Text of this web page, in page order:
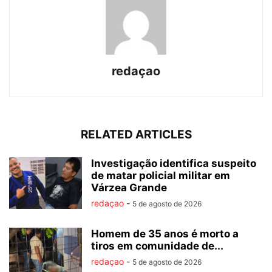
redaçao
RELATED ARTICLES
Investigação identifica suspeito
de matar policial militar em
Várzea Grande
redaçao - 5 de agosto de 2026
Homem de 35 anos é morto a
tiros em comunidade de...
redaçao - 5 de agosto de 2026